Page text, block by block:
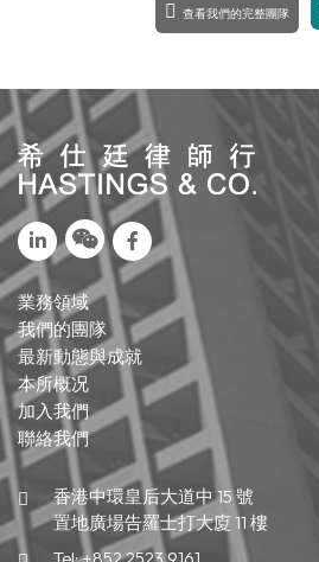
查看我們的完整團隊
業務領域
我們的團隊
最新動態與成就
本所概况
加入我們
聯絡我們
香港中環皇后大道中 15 號
置地廣場告羅士打大廈 11 樓